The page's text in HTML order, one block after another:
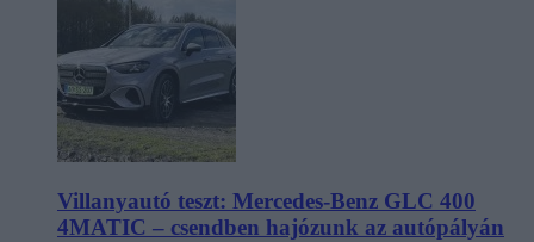
Villanyautó teszt: Mercedes-Benz GLC 400
4MATIC – csendben hajózunk az autópályán